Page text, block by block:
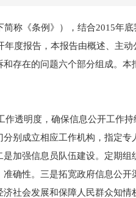
称《条例》），结合2015年底
度报告，本报告由概述、主动
存在的问题六个部分组成。本
透明度，确保信息公开工作持
别成立相应工作机构，指定专
加强信息员队伍建设。定期组
确性。三是拓宽政府信息公开
社会发展和保障人民群众知情